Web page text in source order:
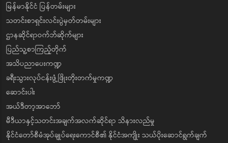
မြန်မာနိုင်ငံ ပြန်တမ်းများ
သတင်းစာရှင်းလင်းပွဲမှတ်တမ်းများ
ဌာနဆိုင်ရာဝက်ဘ်ဆိုက်များ
ပြည်သူ့စာကြည့်တိုက်
အသိပညာပေးကဏ္ဍ
ခရီးသွားလုပ်ငန်းဖွံ့ဖြိုးတိုးတက်မှုကဏ္ဍ
ဆောင်းပါး
အယ်ဒီတာ့အာဘော်
မီဒီယာနှင့်သတင်းအချက်အလက်ဆိုင်ရာ သိနားလည်မှု
နိုင်ငံတော်စီမံအုပ်ချုပ်ရေးကောင်စီ၏ နိုင်ငံအကျိုး သယ်ပိုးဆောင်ရွက်ချက်